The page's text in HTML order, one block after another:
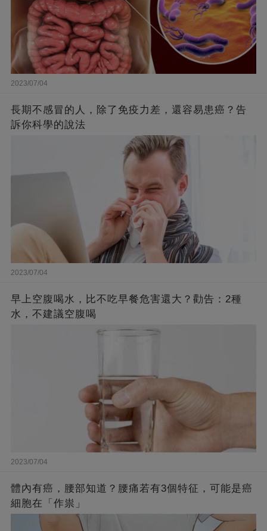
2023/07/04
長期不感冒的人，除了免疫力差，還容易患癌？告
訴你科學的說法
2023/07/04
早上空腹喝水，比不吃早餐危害還大？勸告：2種
水，不建議空腹喝
2023/07/04
體內有癌，腰部知道？腰痛若有3個特征，可能是癌
細胞在「作祟」